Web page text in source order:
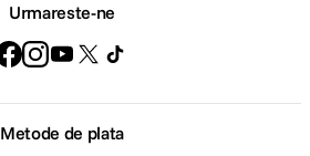
Urmareste-ne
Metode de plata